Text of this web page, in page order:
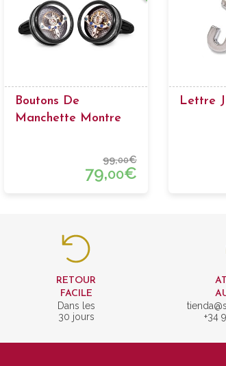
Boutons De
Manchette Montre
99,00€
79,00€
Lettre J
RETOUR
FACILE
Dans les
30 jours
+34